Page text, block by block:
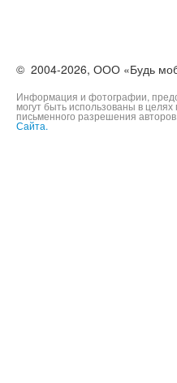
©2004-2026,ООО «Будь
Информация и фотографии,
могут быть использованы в целях